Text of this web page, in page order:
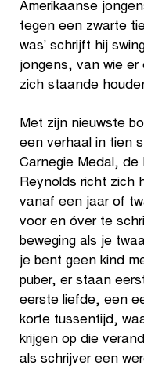
Amerikaanse
tegen een zwarte
was’ schrijft hij
jongens, van wie
zich staande
Met zijn nieuwste
een verhaal in tien
Carnegie Medal, de
Reynolds richt zich
vanaf een jaar of
voor en óver te
beweging als je
je bent geen kind
puber, er staan
eerste liefde, een
korte tussentijd,
krijgen op die
als schrijver een